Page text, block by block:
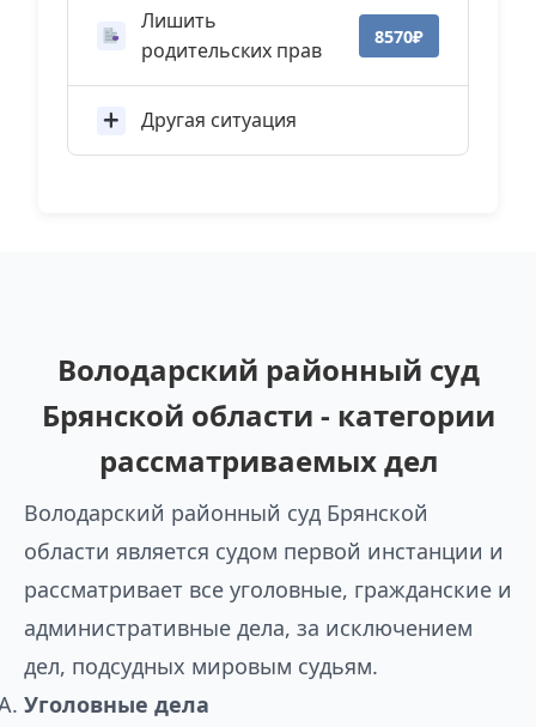
Лишить
родительских прав
8570₽
Другая ситуация
Володарский районный суд
Брянской области - категории
рассматриваемых дел
Володарский районный суд Брянской
области является судом первой инстанции и
рассматривает все уголовные, гражданские и
административные дела, за исключением
дел, подсудных мировым судьям.
Уголовные дела